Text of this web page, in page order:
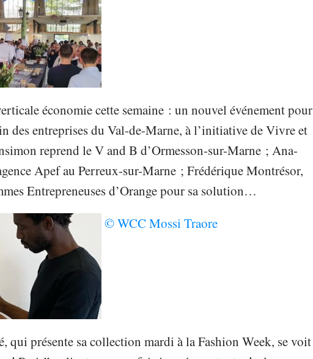
économie cette semaine : un nouvel événement pour
des entreprises du Val-de-Marne, à l’initiative de Vivre et
reprend le V and B d’Ormesson-sur-Marne ; Ana-
Apef au Perreux-sur-Marne ; Frédérique Montrésor,
Entrepreneuses d’Orange pour sa solution…
© WCC Mossi Traore
qui présente sa collection mardi à la Fashion Week, se voit